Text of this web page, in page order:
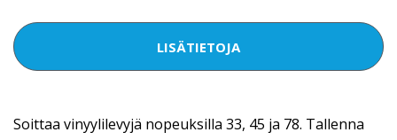
LISÄTIETOJA
Soittaa vinyylilevyjä nopeuksilla 33, 45 ja 78. Tallenna